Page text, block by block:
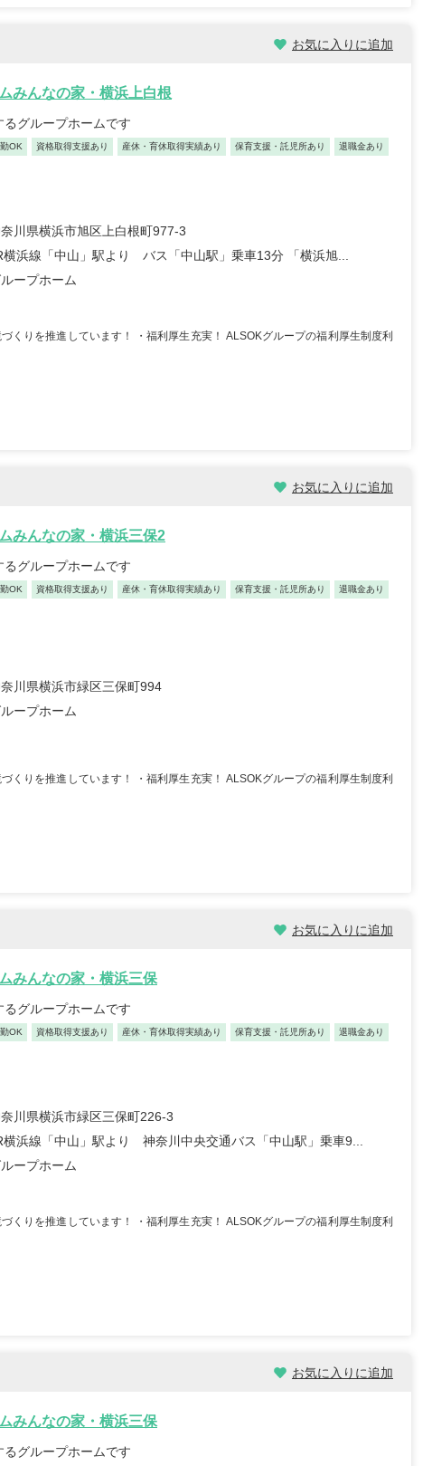
お気に入りに追加
みんなの家・横浜上白根
グループホームです
OK 資格取得支援あり 産休・育休取得実績あり 保育支援・託児所あり 退職金あり
川県横浜市旭区上白根町977-3
横浜線「中山」駅より バス「中山駅」乗車13分 「横浜旭...
ープホーム
くりを推進しています！ ・福利厚生充実！ ALSOKグループの福利厚生制度利
お気に入りに追加
みんなの家・横浜三保2
グループホームです
OK 資格取得支援あり 産休・育休取得実績あり 保育支援・託児所あり 退職金あり
川県横浜市緑区三保町994
ープホーム
くりを推進しています！ ・福利厚生充実！ ALSOKグループの福利厚生制度利
お気に入りに追加
みんなの家・横浜三保
グループホームです
OK 資格取得支援あり 産休・育休取得実績あり 保育支援・託児所あり 退職金あり
川県横浜市緑区三保町226-3
横浜線「中山」駅より 神奈川中央交通バス「中山駅」乗車9...
ープホーム
くりを推進しています！ ・福利厚生充実！ ALSOKグループの福利厚生制度利
お気に入りに追加
みんなの家・横浜三保
グループホームです
奈川県
2025/10/29
年 正社員 放課後デイサービ
特別養護老人ホー...もっと見る
見る